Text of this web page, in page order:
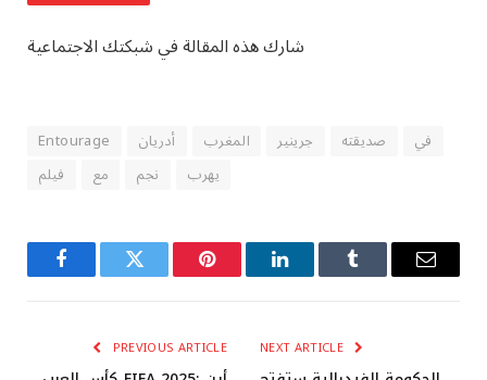
شارك هذه المقالة في شبكتك الاجتماعية
Entourage أدريان المغرب جرينير صديقته
في
فيلم
مع نجم يهرب
FacebookTwitter Pinterest LinkedInTumblr Email
PREVIOUS ARTICLE NEXT ARTICLE